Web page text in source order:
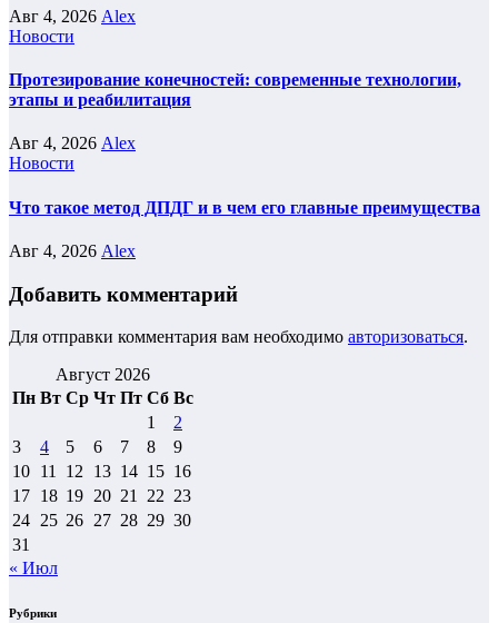
Авг 4, 2026 Alex
Новости
Протезирование конечностей: современные технологии,
этапы и реабилитация
Авг 4, 2026 Alex
Новости
Что такое метод ДПДГ и в чем его главные преимущества
Авг 4, 2026 Alex
Добавить комментарий
Для отправки комментария вам необходимо авторизоваться.
Август 2026
Пн Вт Ср Чт Пт Сб Вс
1
2
3
4 5 6 7 8
9
10 11 12 13 14 15 16
17 18 19 20 21 22 23
24 25 26 27 28 29 30
31
« Июл
Рубрики